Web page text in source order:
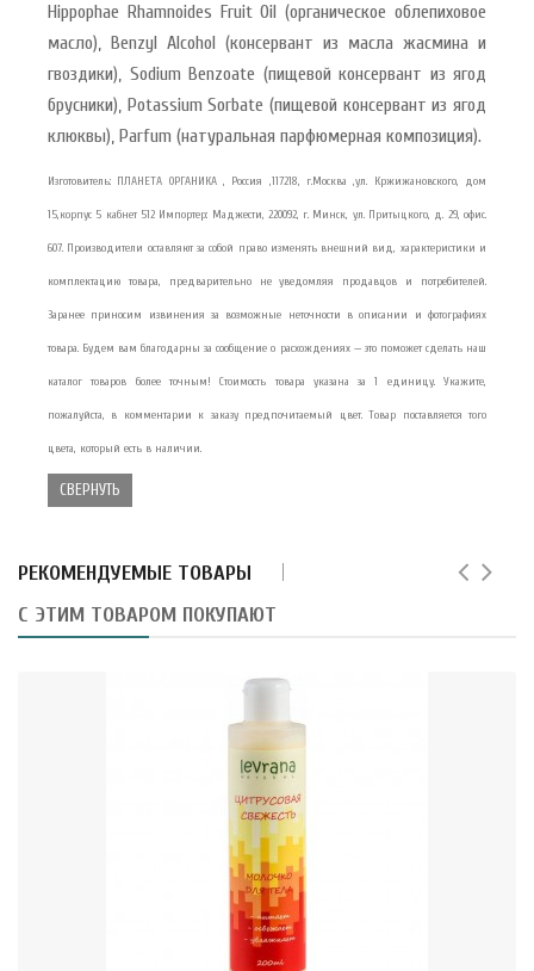
Hippophae Rhamnoides Fruit Oil (органическое облепиховое
масло), Benzyl Alcohol (консервант из масла жасмина и
гвоздики), Sodium Benzoate (пищевой консервант из ягод
брусники), Potassium Sorbate (пищевой консервант из ягод
клюквы), Parfum (натуральная парфюмерная композиция).
Изготовитель: ПЛАНЕТА ОРГАНИКА , Россия ,117218, г.Москва ,ул. Кржижановского, дом
15,корпус 5 кабнет 512 Импортер: Маджести, 220092, г. Минск, ул. Притыцкого, д. 29, офис.
607. Производители оставляют за собой право изменять внешний вид, характеристики и
комплектацию товара, предварительно не уведомляя продавцов и потребителей.
Заранее приносим извинения за возможные неточности в описании и фотографиях
товара. Будем вам благодарны за сообщение о расхождениях — это поможет сделать наш
каталог товаров более точным! Стоимость товара указана за 1 единицу. Укажите,
пожалуйста, в комментарии к заказу предпочитаемый цвет. Товар поставляется того
цвета, который есть в наличии.
СВЕРНУТЬ
РЕКОМЕНДУЕМЫЕ ТОВАРЫ
С ЭТИМ ТОВАРОМ ПОКУПАЮТ